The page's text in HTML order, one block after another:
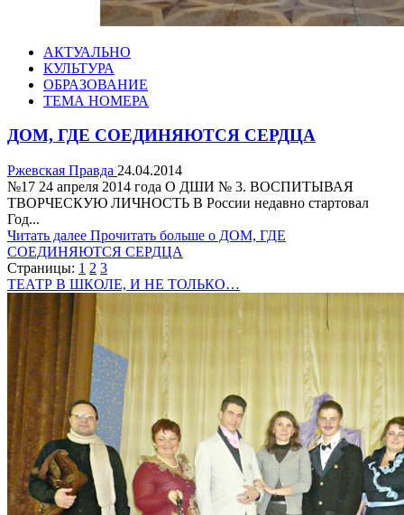
АКТУАЛЬНО
КУЛЬТУРА
ОБРАЗОВАНИЕ
ТЕМА НОМЕРА
ДОМ, ГДЕ СОЕДИНЯЮТСЯ СЕРДЦА
Ржевская Правда 24.04.2014
№17 24 апреля 2014 года О ДШИ № 3. ВОСПИТЫВАЯ
ТВОРЧЕСКУЮ ЛИЧНОСТЬ В России недавно стартовал
Год...
Читать далее Прочитать больше о ДОМ, ГДЕ
СОЕДИНЯЮТСЯ СЕРДЦА
Страницы: 1 2 3
ТЕАТР В ШКОЛЕ, И НЕ ТОЛЬКО…